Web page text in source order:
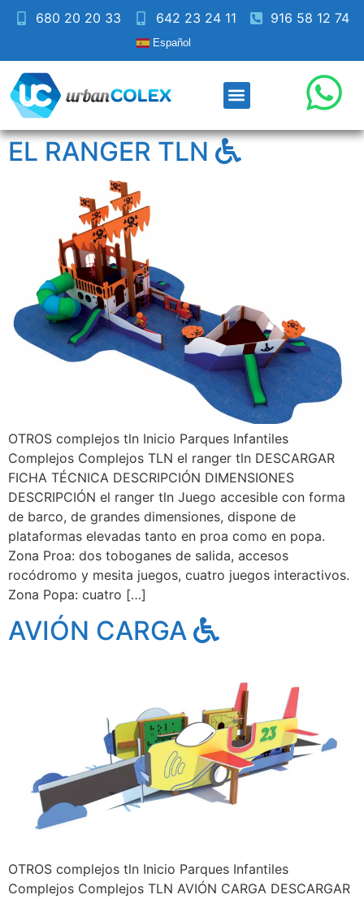
680 20 20 33 642 23 24 11 916 58 12 74
Español
EL RANGER TLN
OTROS complejos tln Inicio Parques Infantiles
Complejos Complejos TLN el ranger tln DESCARGAR
FICHA TÉCNICA DESCRIPCIÓN DIMENSIONES
DESCRIPCIÓN el ranger tln Juego accesible con forma
de barco, de grandes dimensiones, dispone de
plataformas elevadas tanto en proa como en popa.
Zona Proa: dos toboganes de salida, accesos
rocódromo y mesita juegos, cuatro juegos interactivos.
Zona Popa: cuatro […]
AVIÓN CARGA
OTROS complejos tln Inicio Parques Infantiles
Complejos Complejos TLN AVIÓN CARGA DESCARGAR